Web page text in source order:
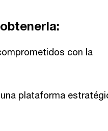
con la
plataforma